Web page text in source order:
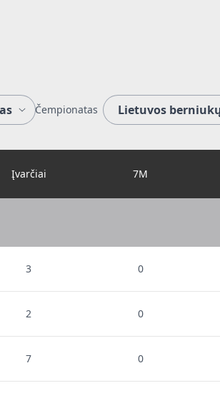
Čempionatas
Įvarčiai 7M
3 0
2 0
7 0